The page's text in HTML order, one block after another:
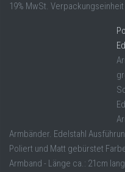
19% MwSt. Verpackungseinheit
Armbänder. Edelstahl
Poliert und Matt gebürstet
Armband - Länge ca.: 21cm